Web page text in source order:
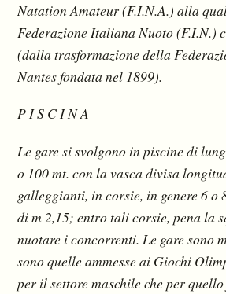
Natation Amateur (F.I.N.A.) alla
Federazione Italiana Nuoto (F.I.N.)
(dalla trasformazione della
Nantes fondata nel 1899).
P I S C I N A
Le gare si svolgono in piscine di
o 100 mt. con la vasca divisa
galleggianti, in corsie, in genere 6 o
di m 2,15; entro tali corsie, pena la
nuotare i concorrenti. Le gare sono
sono quelle ammesse ai Giochi
per il settore maschile che per